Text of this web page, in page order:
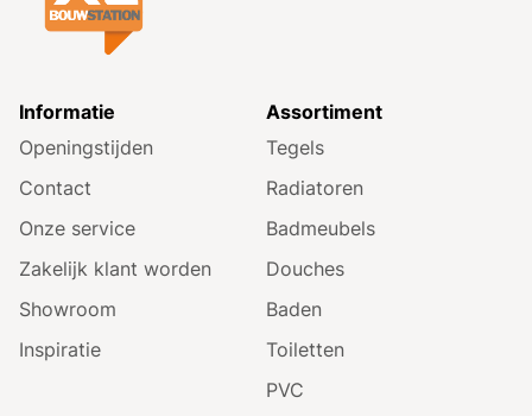
Informatie
Openingstijden
Contact
Onze service
Zakelijk klant worden
Showroom
Inspiratie
Assortiment
Tegels
Radiatoren
Badmeubels
Douches
Baden
Toiletten
PVC